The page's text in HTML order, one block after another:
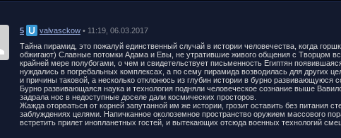
5 valvasckow • 11:19, 06.03.2017
Тайна пирамид, это пожалуй единственный случай в истории человечества, когда
обжигают) Славные потомки Адама и Евы, не утратившие живого общения с Творцом
крайней мере полубогами, о чем и свидетельствует письменность Египтян
нуждались в погребальных комплексах, а по сему пирамида возводилась для других
и причины таковой, а несколько отклонюсь из глубин истории в бурно развивающуюся
Бурно развивающаяся наука и технология подняли человеческое сознание выше
задрала нос в недоступные доселе дали космических просторов.
Жажда оторваться от корней запутанной им же истории, грозит оставить без питания
заблуждениях целями. Напичканное околоземное пространство оружием массового
встретить прилет инопланетных гостей, и вытекающих отсюда военных технологий